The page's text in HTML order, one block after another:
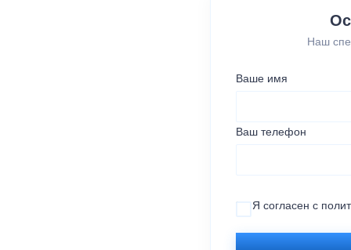
Наш
Ваше имя
Ваш телефон
Я согласен с